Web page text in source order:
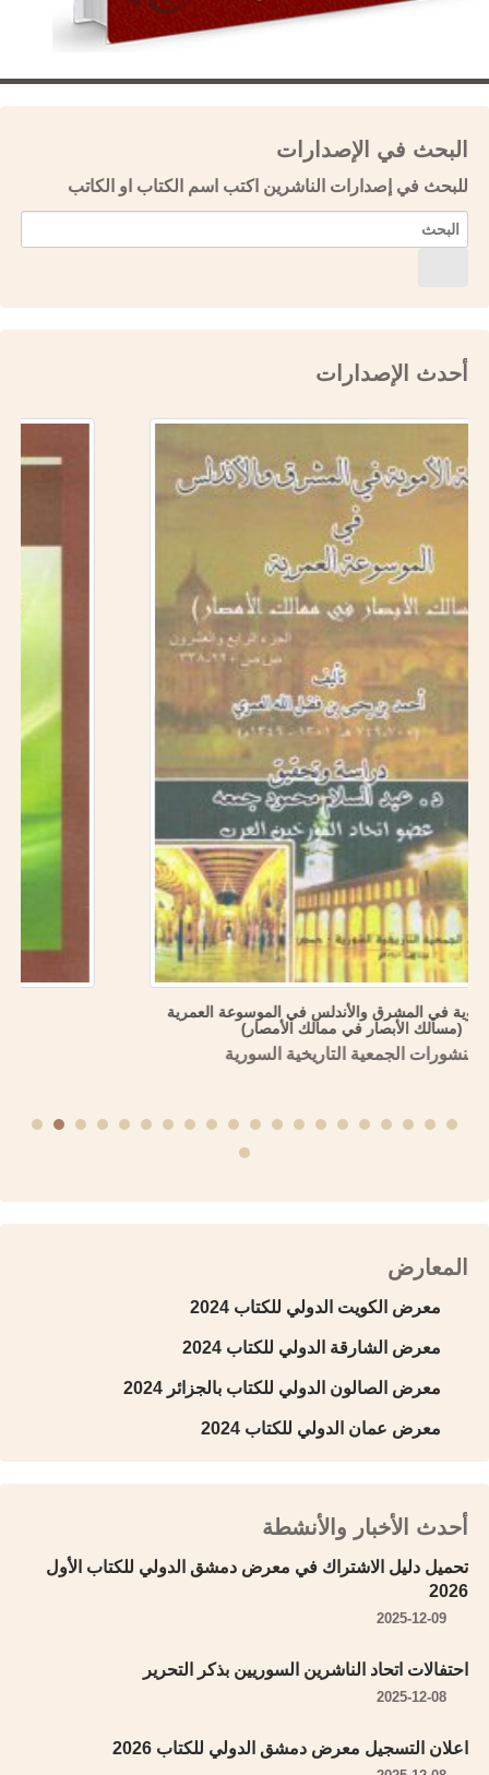
البحث في الإصدارات
للبحث في إصدارات الناشرين اكتب اسم الكتاب او الكاتب
أحدث الإصدارات
الدولة الأموية في المشرق والأندلس في الموسوعة العمرية
(مسالك الأبصار في ممالك الأمصار)
منشورات الجمعية التاريخية السورية
المعارض
معرض الكويت الدولي للكتاب 2024
معرض الشارقة الدولي للكتاب 2024
معرض الصالون الدولي للكتاب بالجزائر 2024
معرض عمان الدولي للكتاب 2024
أحدث الأخبار والأنشطة
تحميل دليل الاشتراك في معرض دمشق الدولي للكتاب الأول
2026
2025-12-09
احتفالات اتحاد الناشرين السوريين بذكر التحرير
2025-12-08
اعلان التسجيل معرض دمشق الدولي للكتاب 2026